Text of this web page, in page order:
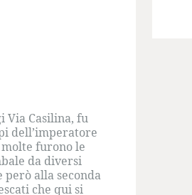
Via Casilina, fu
dell’imperatore
furono le
da diversi
però alla seconda
che qui si